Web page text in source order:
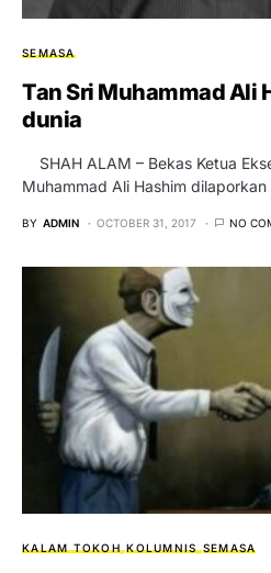
SEMASA
Tan Sri Muhammad Ali
dunia
SHAH ALAM – Bekas Ketua
Muhammad Ali Hashim
BY ADMIN OCTOBER 31, 2017 NO
KALAM TOKOH KOLUMNIS SEMASA